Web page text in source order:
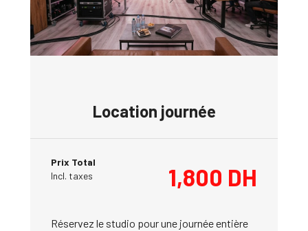
Location journée
Prix Total
Incl. taxes
1,800 DH
Réservez le studio pour une journée entière